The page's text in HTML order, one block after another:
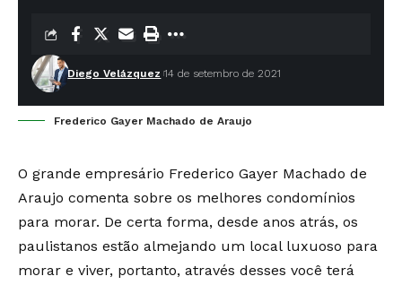
Diego Velázquez 14 de setembro de 2021
Frederico Gayer Machado de Araujo
O grande empresário Frederico Gayer Machado de
Araujo comenta sobre os melhores condomínios
para morar. De certa forma, desde anos atrás, os
paulistanos estão almejando um local luxuoso para
morar e viver, portanto, através desses você terá